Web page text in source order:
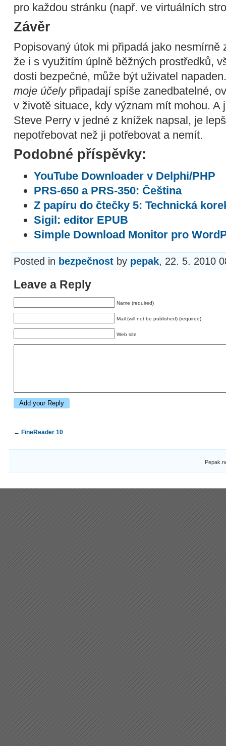
pro každou stránku (např. ve virtuálních
Závěr
Popisovaný útok mi připadá jako nesmírně
že i s využitím úplně běžných prostředků,
dosti bezpečné, může být uživatel
moje účelypřipadají spíše zanedbatelné,
v životě situace, kdy význam mít mohou. A
Steve Perry v jedné z knížek napsal, je
nepotřebovat než ji potřebovat a nemít.
Podobné příspěvky:
YouTube Downloader v Delphi/PHP
PRS-650 a PRS-350: Čeština
Z papíru do čtečky 5: Technická
Sigil: editor EPUB
Simple Download Monitor pro
Posted in bezpečnost by pepak, 22. 5. 2010
Leave a Reply
Name (required)
Mail (will not be published) (required)
Web site
← FineReader 10